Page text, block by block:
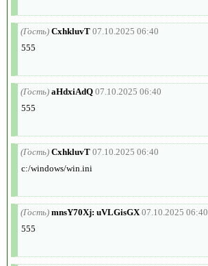
(Гость) CxhkluvT 07.10.2025 06:40
555
(Гость) aHdxiAdQ 07.10.2025 06:40
555
(Гость) CxhkluvT 07.10.2025 06:40
c:/windows/win.ini
(Гость) mnsY70Xj: uVLGisGX 07.10.2025 06:40
555